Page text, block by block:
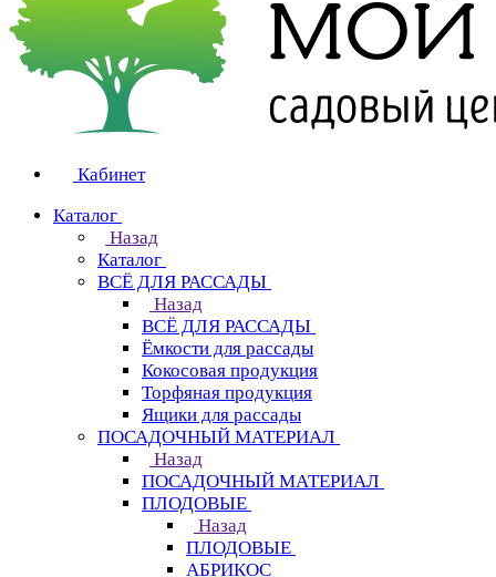
Кабинет
Каталог
Назад
Каталог
ВСЁ ДЛЯ РАССАДЫ
Назад
ВСЁ ДЛЯ РАССАДЫ
Ёмкости для рассады
Кокосовая продукция
Торфяная продукция
Ящики для рассады
ПОСАДОЧНЫЙ МАТЕРИАЛ
Назад
ПОСАДОЧНЫЙ МАТЕРИАЛ
ПЛОДОВЫЕ
Назад
ПЛОДОВЫЕ
АБРИКОС